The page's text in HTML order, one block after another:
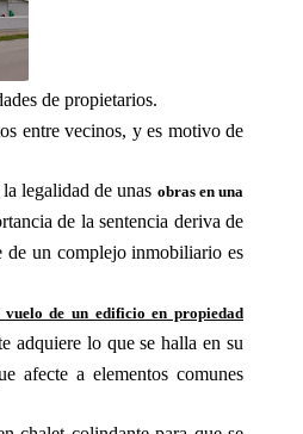
de propietarios.
entre vecinos, y es motivo de
legalidad de unas obras en una
de la sentencia deriva de
de un complejo inmobiliario es
de un edificio en propiedad
adquiere lo que se halla en su
afecte a elementos comunes